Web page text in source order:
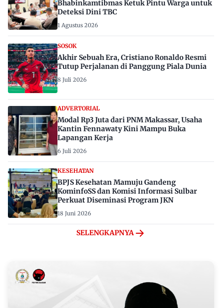
Bhabinkamtibmas Ketuk Pintu Warga untuk
Deteksi Dini TBC
1 Agustus 2026
SOSOK
Akhir Sebuah Era, Cristiano Ronaldo Resmi
Tutup Perjalanan di Panggung Piala Dunia
8 Juli 2026
ADVERTORIAL
Modal Rp3 Juta dari PNM Makassar, Usaha
Kantin Fennawaty Kini Mampu Buka
Lapangan Kerja
6 Juli 2026
KESEHATAN
BPJS Kesehatan Mamuju Gandeng
KominfoSS dan Komisi Informasi Sulbar
Perkuat Diseminasi Program JKN
18 Juni 2026
SELENGKAPNYA